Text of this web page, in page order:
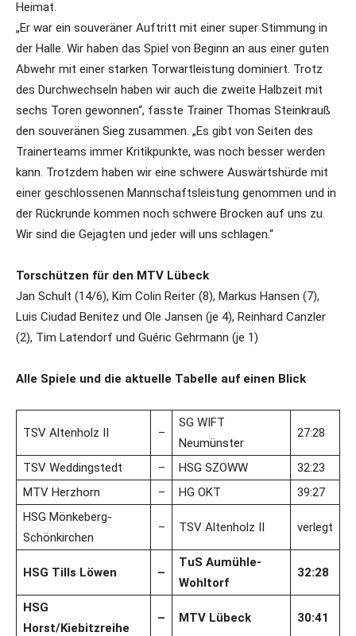
Heimat.
„Er war ein souveräner Auftritt mit einer super Stimmung in
der Halle. Wir haben das Spiel von Beginn an aus einer guten
Abwehr mit einer starken Torwartleistung dominiert. Trotz
des Durchwechseln haben wir auch die zweite Halbzeit mit
sechs Toren gewonnen“, fasste Trainer Thomas Steinkrauß
den souveränen Sieg zusammen. „Es gibt von Seiten des
Trainerteams immer Kritikpunkte, was noch besser werden
kann. Trotzdem haben wir eine schwere Auswärtshürde mit
einer geschlossenen Mannschaftsleistung genommen und in
der Rückrunde kommen noch schwere Brocken auf uns zu.
Wir sind die Gejagten und jeder will uns schlagen.“
Torschützen für den MTV Lübeck
Jan Schult (14/6), Kim Colin Reiter (8), Markus Hansen (7),
Luis Ciudad Benitez und Ole Jansen (je 4), Reinhard Canzler
(2), Tim Latendorf und Guéric Gehrmann (je 1)
Alle Spiele und die aktuelle Tabelle auf einen Blick
TSV Altenholz II –
SG WIFT
Neumünster
27:28
TSV Weddingstedt – HSG SZOWW
32:23
MTV Herzhorn
– HG OKT
39:27
HSG Mönkeberg-
Schönkirchen
– TSV Altenholz II verlegt
HSG Tills Löwen –
TuS Aumühle-
Wohltorf
32:28
HSG
Horst/Kiebitzreihe
– MTV Lübeck 30:41